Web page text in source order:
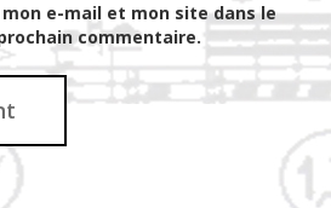
e-mail et mon site dans le
commentaire.